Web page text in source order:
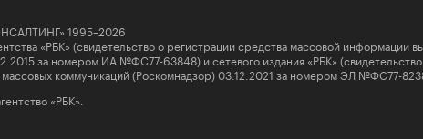
1995–2026
«РБК» (свидетельство о регистрации средства массовой
за номером ИА №ФС77-63848) и сетевого издания «РБК»
коммуникаций (Роскомнадзор) 03.12.2021 за номером ЭЛ №ФС77-
«РБК».